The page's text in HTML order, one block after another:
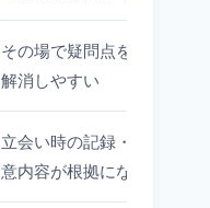
その場で疑問点を質問し、
解消しやすい
立会い時の記録・双方の合
意内容が根拠になる